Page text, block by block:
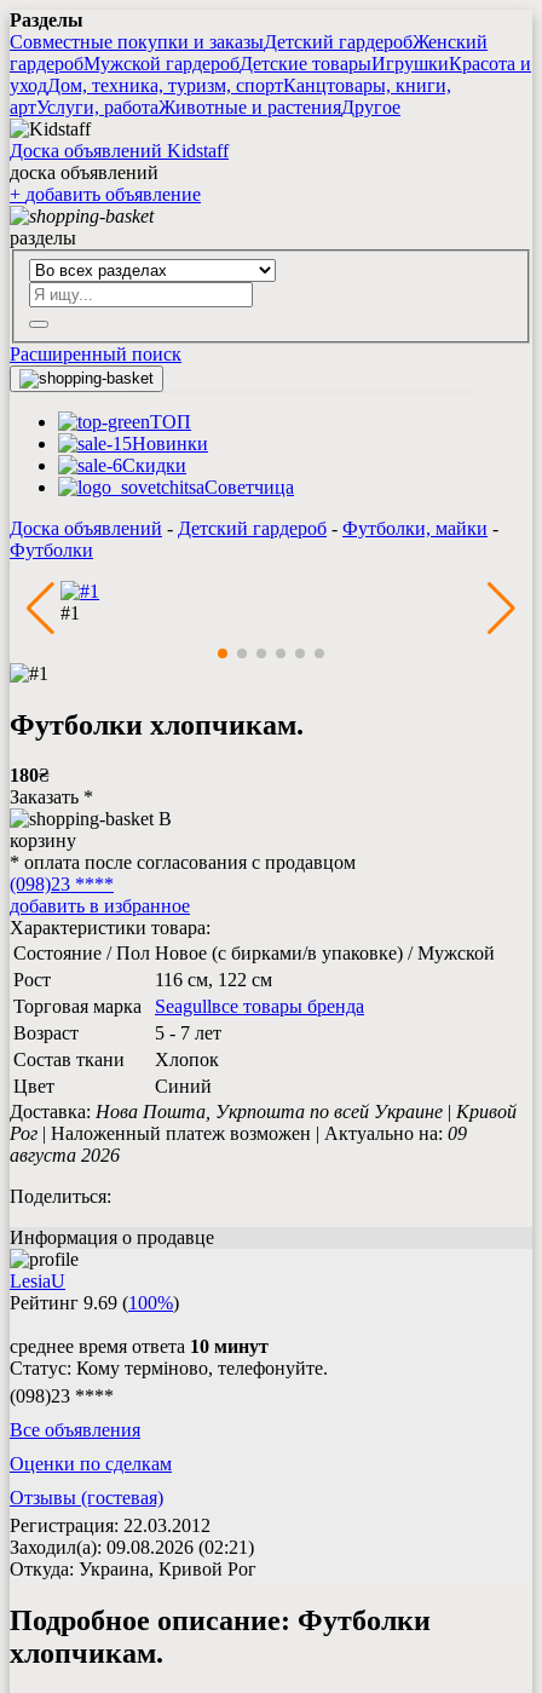
Разделы
Совместные покупки и заказыДетский гардеробЖенский
гардеробМужской гардеробДетские товарыИгрушкиКрасота и
уходДом, техника, туризм, спортКанцтовары, книги,
артУслуги, работаЖивотные и растенияДругое
Доска объявлений Kidstaff
доска объявлений
+ добавить объявление
разделы
Расширенный поиск
ТОП
Новинки
Скидки
Советчица
Доска объявлений - Детский гардероб - Футболки, майки -
Футболки
#1
Футболки хлопчикам.
180₴
Заказать *
В
корзину
* оплата после согласования с продавцом
(098)23 ****
добавить в избранное
Характеристики товара:
Состояние / Пол Новое (с бирками/в упаковке) / Мужской
Рост
116 см, 122 см
Торговая марка
Seagullвсе товары бренда
Возраст
5 - 7 лет
Состав ткани
Хлопок
Цвет
Синий
Доставка: Нова Пошта, Укрпошта по всей Украине | Кривой
Рог | Наложенный платеж возможен | Актуально на: 09
августа 2026
Поделиться:
Информация о продавце
LesiaU
Рейтинг 9.69 (100%)
среднее время ответа 10 минут
Статус: Кому терміново, телефонуйте.
(098)23 ****
Все объявления
Оценки по сделкам
Отзывы (гостевая)
Регистрация: 22.03.2012
Заходил(а): 09.08.2026 (02:21)
Откуда: Украина, Кривой Рог
Подробное описание: Футболки
хлопчикам.